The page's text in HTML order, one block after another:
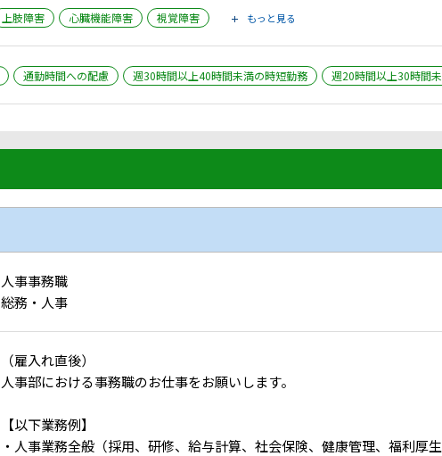
上肢障害 心臓機能障害 視覚障害 もっと見る
通勤時間への配慮 週30時間以上40時間未満の時短勤務 週20時間以上30時間
人事事務職
総務・人事
（雇入れ直後）
人事部における事務職のお仕事をお願いします。
【以下業務例】
・人事業務全般（採用、研修、給与計算、社会保険、健康管理、福利厚